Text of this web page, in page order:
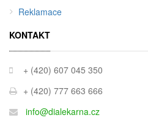
Reklamace
KONTAKT
+ (420) 607 045 350
+ (420) 777 663 666
info@dialekarna.cz